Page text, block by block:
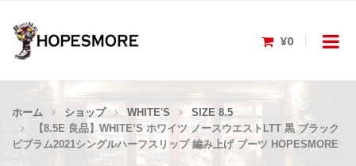
¥0
ホーム ショップ WHITE'S
SIZE 8.5
【8.5E 良品】WHITE’S ホワイツ ノースウエストLTT 黒 ブラック
ビブラム2021シングルハーフスリップ 編み上げ ブーツ HOPESMORE